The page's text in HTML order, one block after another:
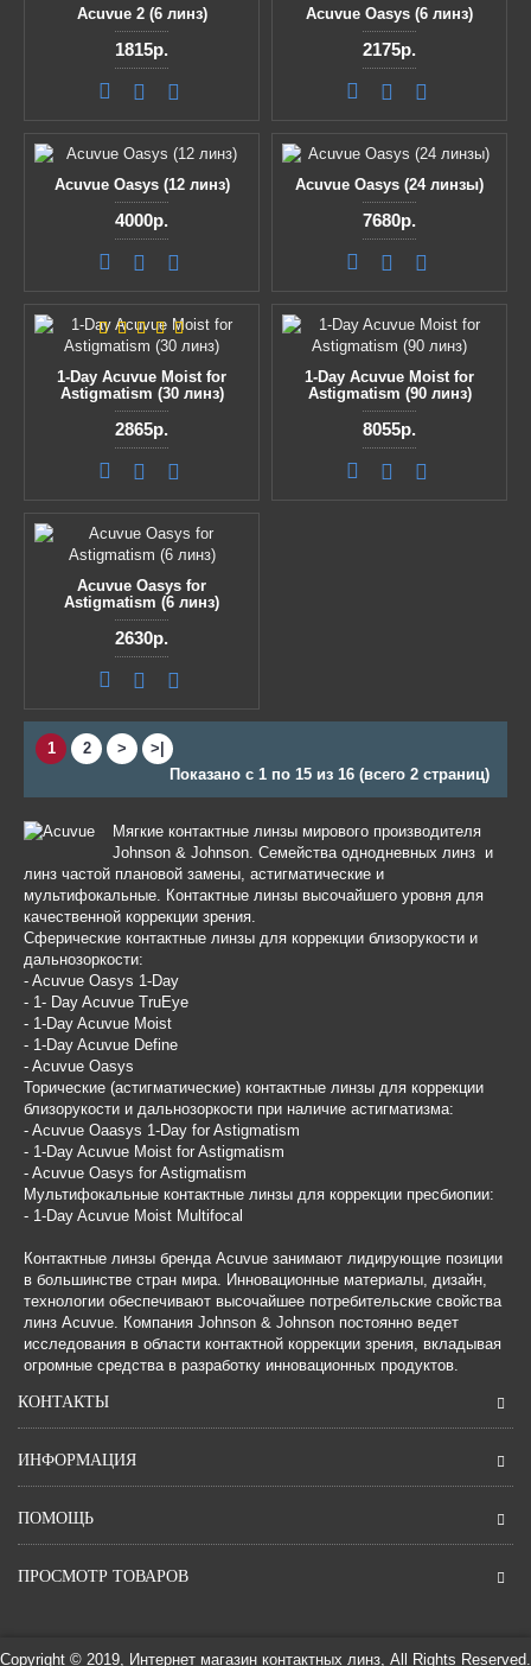
Acuvue 2 (6 линз)
1815р.
Acuvue Oasys (6 линз)
2175р.
Acuvue Oasys (12 линз)
4000р.
Acuvue Oasys (24 линзы)
7680р.
1-Day Acuvue Moist for
Astigmatism (30 линз)
2865р.
1-Day Acuvue Moist for
Astigmatism (90 линз)
8055р.
Acuvue Oasys for
Astigmatism (6 линз)
2630р.
1 2 >
>|
Показано с 1 по 15 из 16 (всего 2 страниц)
Мягкие контактные линзы мирового производителя
Johnson & Johnson. Семейства однодневных линз и
линз частой плановой замены, астигматические и
мультифокальные. Контактные линзы высочайшего уровня для
качественной коррекции зрения.
Сферические контактные линзы для коррекции близорукости и
дальнозоркости:
- Acuvue Oasys 1-Day
- 1- Day Acuvue TruEye
- 1-Day Acuvue Moist
- 1-Day Acuvue Define
- Acuvue Oasys
Торические (астигматические) контактные линзы для коррекции
близорукости и дальнозоркости при наличие астигматизма:
- Acuvue Oaasys 1-Day for Astigmatism
- 1-Day Acuvue Moist for Astigmatism
- Acuvue Oasys for Astigmatism
Мультифокальные контактные линзы для коррекции пресбиопии:
- 1-Day Acuvue Moist Multifocal
Контактные линзы бренда Acuvue занимают лидирующие позиции
в большинстве стран мира. Инновационные материалы, дизайн,
технологии обеспечивают высочайшее потребительские свойства
линз Acuvue. Компания Johnson & Johnson постоянно ведет
исследования в области контактной коррекции зрения, вкладывая
огромные средства в разработку инновационных продуктов.
КОНТАКТЫ
ИНФОРМАЦИЯ
ПОМОЩЬ
ПРОСМОТР ТОВАРОВ
Copyright © 2019, Интернет магазин контактных линз, All Rights Reserved.